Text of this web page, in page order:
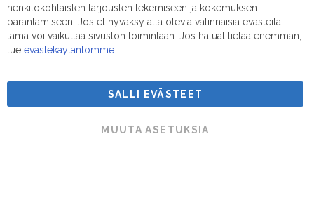
Sähköposti:myynti@suodatinmestarit.fi
Suodatinmestarit © 2026
henkilökohtaisten tarjousten tekemiseen ja kokemuksen
parantamiseen. Jos et hyväksy alla olevia valinnaisia evästeitä,
tämä voi vaikuttaa sivuston toimintaan. Jos haluat tietää enemmän,
lue evästekäytäntömme
SALLI EVÄSTEET
MUUTA ASETUKSIA